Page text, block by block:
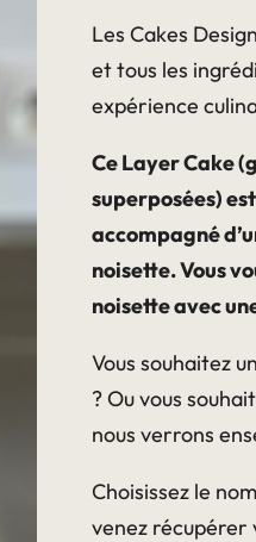
Les Cakes
et tous les
expérience
Ce Layer Cake
superposées)
accompagné
noisette. Vous
noisette avec
Vous souhaitez
? Ou vous
nous verrons
Choisissez le
venez récupérer